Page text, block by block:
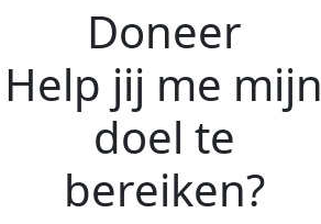
Doneer
Help jij me mijn
doel te
bereiken?